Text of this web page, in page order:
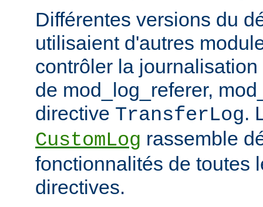
Différentes versions du
utilisaient d'autres
contrôler la
de mod_log_referer,
directive TransferLog.
CustomLog rassemble
fonctionnalités de toutes
directives.